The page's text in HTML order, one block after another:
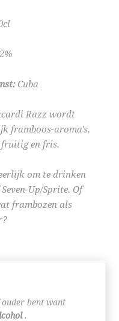
Cuba
Razz wordt
framboos-aroma's.
en fris.
om te drinken
Up/Sprite. Of
frambozen als
bent want
.